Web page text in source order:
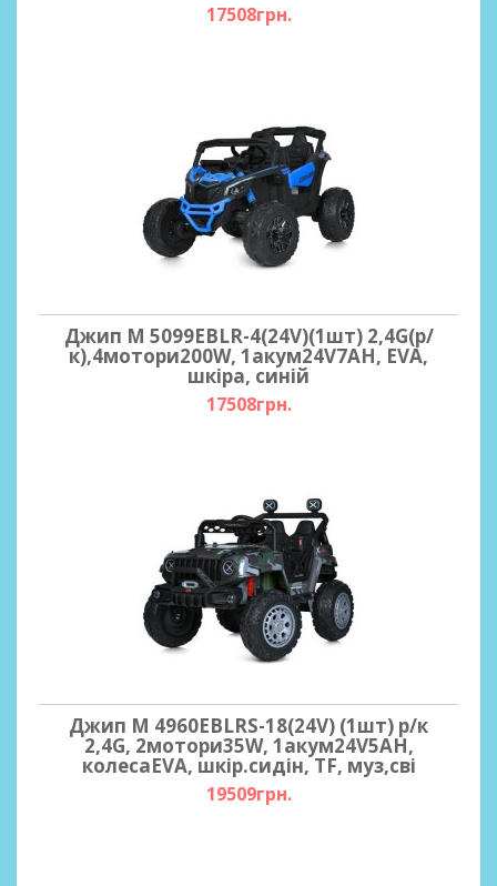
17508грн.
Джип M 5099EBLR-4(24V)(1шт) 2,4G(р/
к),4мотори200W, 1акум24V7AH, EVA,
шкіра, синій
17508грн.
Джип M 4960EBLRS-18(24V) (1шт) р/к
2,4G, 2мотори35W, 1акум24V5AH,
колесаEVA, шкір.сидін, TF, муз,сві
19509грн.